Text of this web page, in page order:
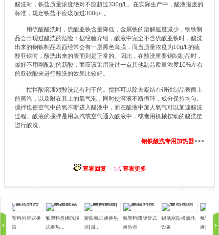
酸洗时，铁盐质量浓度绝对不应超过330g/L。在实际生产中，酸液报废的
标准，规定铁盐不应该超过300g/L。
用硫酸酸洗时，硫酸亚铁含量降低，金属铁的溶解速度减少，钢铁制
品会出现过酸洗的危险：据经验介绍，酸液中完全不含硫酸亚铁时，酸洗
出来的钢铁制品表面经常会有一层黑色薄膜，而当质量浓度为10g/L的硫
酸亚铁时，酸洗出来的表面则是正常的。因此，在酸洗重要钢制制品时，
最好不用刚配制的新酸，而应该采用洗过一点其他制品质量浓度10%左右
的亚铁酸来进行酸洗的效果比较好。
搅拌酸溶液对酸洗是有利于的。搅拌可以除去凝结在钢铁制品表面上
的蒸汽，以及附在其上的氧气泡，同时使溶液不断循环，成分保持均匀。
搅拌也使空气中的氧不断进入酸液中，而在酸液中加人氧气可以加速酸洗
过程。酸液的搅拌是用蒸汽或空气通入酸液中，或者用机械摆动的酸洗筐
进行酸洗。
钢铁酸洗专用加热器>>>
查看回复 查看更多
氟塑料列管式换
热器
氟塑料盘绕沉浸
式换热...
聚四氟乙烯换热
器|四...
氟塑料螺旋管式
换热器
铝活塞阳极氧化
设备
氟塑料
换热器